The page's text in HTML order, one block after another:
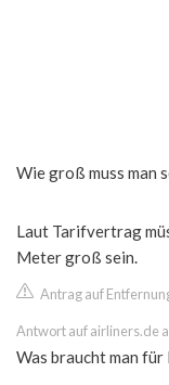
Wie groß muss man
Laut Tarifvertrag
Meter groß sein.
Antrag auf
Antwort auf airliners.de
Was braucht man